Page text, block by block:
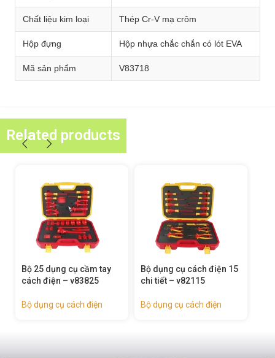
Chất liệu kim loại Thép Cr‑V mạ crôm
Hộp đựng Hộp nhựa chắc chắn có lót EVA
Mã sản phẩm V83718
Related products
cầm tay
điện
Bộ dụng cụ cách điện 15
chi tiết – v82115
Bộ dụng cụ cách điện
Bộ cờ lê hai đầu cách
điện 6 chi tiết –
Bộ dụng cụ cách điện